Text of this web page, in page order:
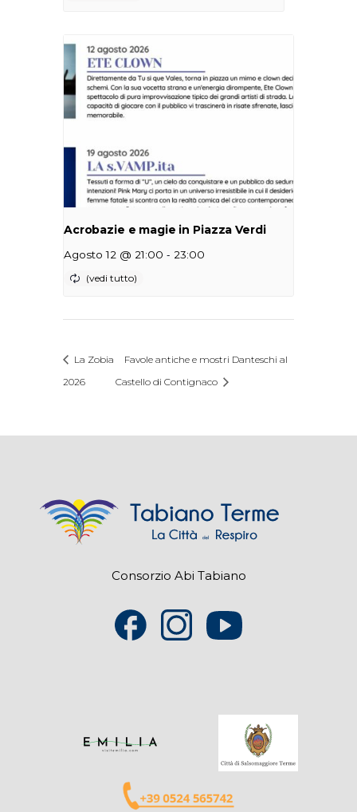
Acrobazie e magie in Piazza Verdi
Agosto 12 @ 21:00 - 23:00
La Zobia
2026
Favole antiche e mostri Danteschi al
Castello di Contignaco
Consorzio Abi Tabiano